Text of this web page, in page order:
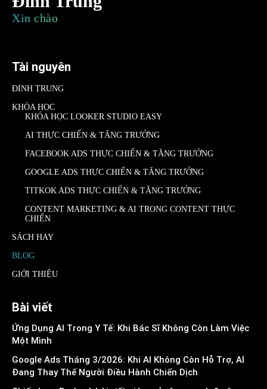
Xin chào
Tài nguyên
ĐÌNH TRUNG
KHÓA HỌC
KHÓA HỌC LOOKER STUDIO EASY
AI THỰC CHIẾN & TĂNG TRƯỞNG
FACEBOOK ADS THỰC CHIẾN & TĂNG TRƯỞNG
GOOGLE ADS THỰC CHIẾN & TĂNG TRƯỞNG
TITKOK ADS THỰC CHIẾN & TĂNG TRƯỞNG
CONTENT MARKETING & AI TRONG CONTENT THỰC
CHIẾN
SÁCH HAY
BLOG
GIỚI THIỆU
Bài viết
Ứng Dụng AI Trong Y Tế: Khi Bác Sĩ Không Còn Làm Việc
Một Mình
Google Ads Tháng 3/2026: Khi AI Không Còn Hỗ Trợ, AI
Đang Thay Thế Người Điều Hành Chiến Dịch